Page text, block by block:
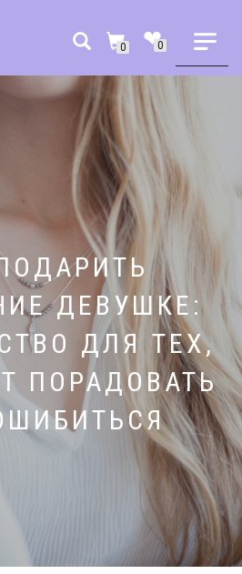
0 0
ДЕВУШКЕ:
ДЛЯ ТЕХ,
ПОРАДОВАТЬ